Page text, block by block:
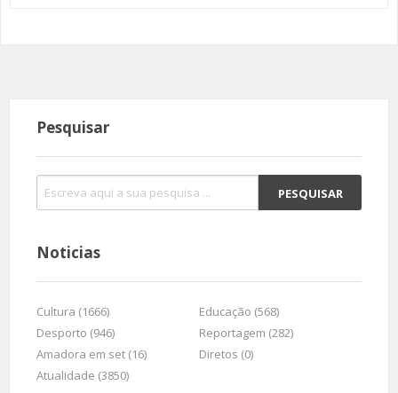
Pesquisar
Noticias
Cultura (1666)
Educação (568)
Desporto (946)
Reportagem (282)
Amadora em set (16)
Diretos (0)
Atualidade (3850)